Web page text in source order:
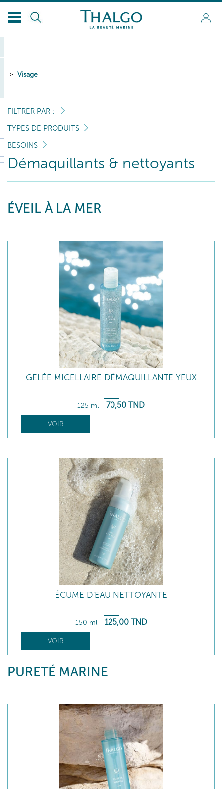
Visage
FILTRER PAR :
TYPES DE PRODUITS
BESOINS
Démaquillants & nettoyants
ÉVEIL À LA MER
GELÉE MICELLAIRE DÉMAQUILLANTE YEUX
125 ml - 70,50 TND
VOIR
ÉCUME D'EAU NETTOYANTE
150 ml - 125,00 TND
VOIR
PURETÉ MARINE